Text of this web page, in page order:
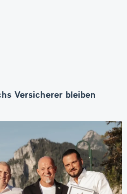
Versicherer bleiben